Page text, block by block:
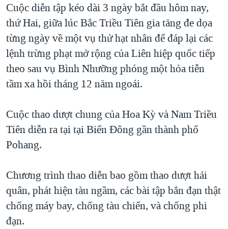
BÊN KIA QUỐC LỘ: TIẾNG VỌNG TỪ NÔNG THÔN MỸ
QUAN HỆ VIỆT MỸ
Cuộc diễn tập kéo dài 3 ngày bắt đầu hôm nay,
thứ Hai, giữa lúc Bắc Triều Tiên gia tăng đe dọa
từng ngày về một vụ thử hạt nhân để đáp lại các
lệnh trừng phạt mở rộng của Liên hiệp quốc tiếp
theo sau vụ Bình Nhưỡng phóng một hỏa tiễn
tầm xa hồi tháng 12 năm ngoái.
Cuộc thao dượt chung của Hoa Kỳ và Nam Triều
Tiên diễn ra tại tại Biển Ðông gần thành phố
Pohang.
Chương trình thao diễn bao gồm thao dượt hải
quân, phát hiện tàu ngầm, các bài tập bắn đạn thật
chống máy bay, chống tàu chiến, và chống phi
đạn.